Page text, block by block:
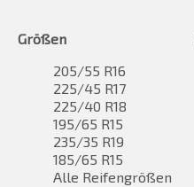
Größen
205/55 R16
225/45 R17
225/40 R18
195/65 R15
235/35 R19
185/65 R15
Alle Reifengrößen